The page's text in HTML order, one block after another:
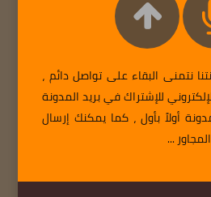
نتمنى البقاء على تواصل دائم ،
للإشتراك في بريد المدونة
أولاً بأول ، كما يمكنك إرسال
...